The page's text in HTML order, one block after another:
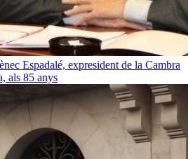
Espadalé, expresident de la Cambra
als 85 anys